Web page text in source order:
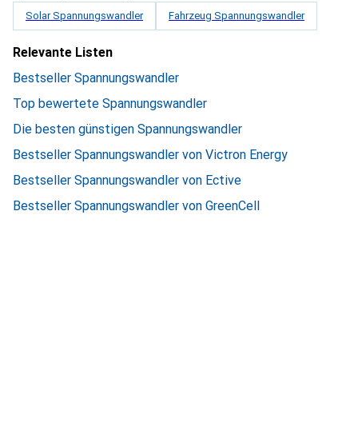
Solar Spannungswandler Fahrzeug Spannungswandler
Relevante Listen
Bestseller Spannungswandler
Top bewertete Spannungswandler
Die besten günstigen Spannungswandler
Bestseller Spannungswandler von Victron Energy
Bestseller Spannungswandler von Ective
Bestseller Spannungswandler von GreenCell